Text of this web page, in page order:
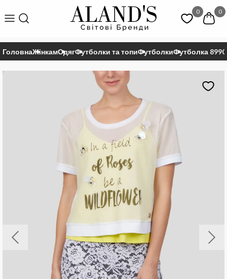
0 0
ГоловнаЖінкамОдягФутболки та топиФутболкиФутболка